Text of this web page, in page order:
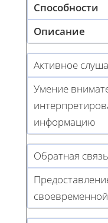
Способности
Описание
Активное
Умение
информацию
Обратная связь